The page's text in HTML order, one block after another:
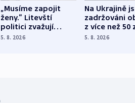
„Musíme zapojit
ženy.“ Litevští
politici zvažují
dohodu o
5. 8. 2026
Na Ukrajině
zadržováni
z více než 50
Bojovali na
5. 8. 2026